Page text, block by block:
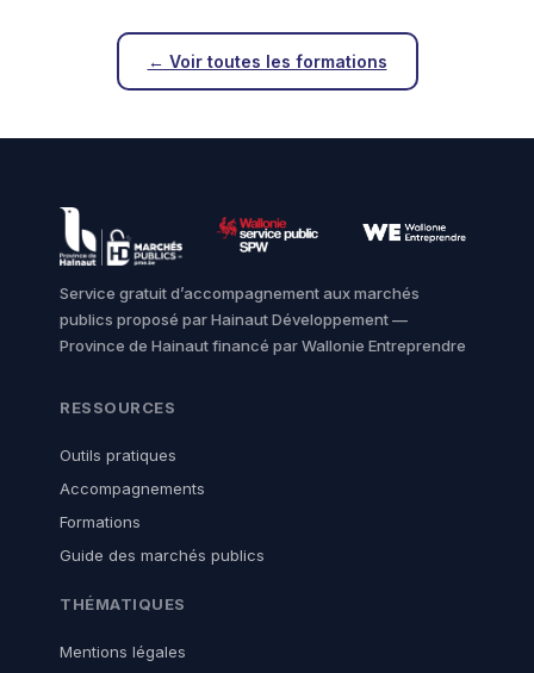
← Voir toutes les formations
Service gratuit d’accompagnement aux marchés
publics proposé par Hainaut Développement —
Province de Hainaut financé par Wallonie Entreprendre
RESSOURCES
Outils pratiques
Accompagnements
Formations
Guide des marchés publics
THÉMATIQUES
Mentions légales